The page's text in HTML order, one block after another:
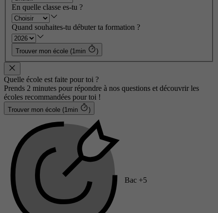
En quelle classe es-tu ?
Quand souhaites-tu débuter ta formation ?
Trouver mon école (1min )
Quelle école est faite pour toi ?
Prends 2 minutes pour répondre à nos questions et découvrir les
écoles recommandées pour toi !
Trouver mon école (1min )
Bac +5